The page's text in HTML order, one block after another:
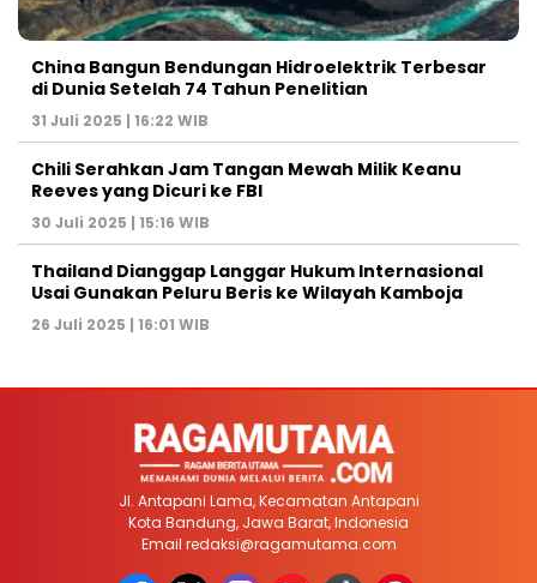
China Bangun Bendungan Hidroelektrik Terbesar
di Dunia Setelah 74 Tahun Penelitian
31 Juli 2025 | 16:22 WIB
Chili Serahkan Jam Tangan Mewah Milik Keanu
Reeves yang Dicuri ke FBI
30 Juli 2025 | 15:16 WIB
Thailand Dianggap Langgar Hukum Internasional
Usai Gunakan Peluru Beris ke Wilayah Kamboja
26 Juli 2025 | 16:01 WIB
Jl. Antapani Lama, Kecamatan Antapani
Kota Bandung, Jawa Barat, Indonesia
Email redaksi@ragamutama.com